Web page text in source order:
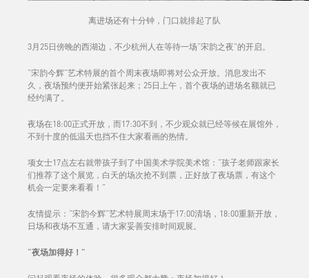
离进场还有十分钟，门口就排起了队
3月25日傍晚的西湖边，不少杭州人在等待一场“宋韵之夜”的开启。
“宋韵今辉”艺术特展的首个周末夜场即将对公众开放。消息发出不
久，夜场预约便开始紧张起来；25日上午，首个夜场的进场名额就已
经约满了。
夜场在18:00正式开放，而17:30不到，不少观众就已经等候在展馆外，
不到十度的低温天也挡不住大家看画的热情。
项女士17点左右就带孩子到了中国美术学院美术馆：“孩子老师跟家长
们推荐了这个展览，白天的场次抢不到票，正好放了夜场票，有这个
机会一定要来看看！”
友情提示：“宋韵今辉”艺术特展周末场于17:00清场，18:00重新开放，
日场和夜场不互通，请大家妥善安排时间观展。
“夜场加得好！”